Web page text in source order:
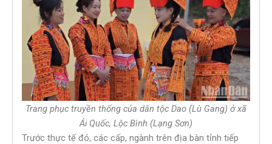
Trang phục truyền thống của dân tộc Dao (Lù Gang) ở xã
Ái Quốc, Lộc Bình (Lạng Sơn)
Trước thực tế đó, các cấp, ngành trên địa bàn tỉnh tiếp